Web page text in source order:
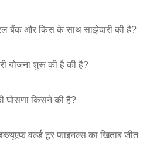
बैंक और किस के साथ साझेदारी की है?
योजना शुरू की है की है?
घोसणा किसने की है?
वर्ल्ड टूर फाइनल्स का खिताब जीत